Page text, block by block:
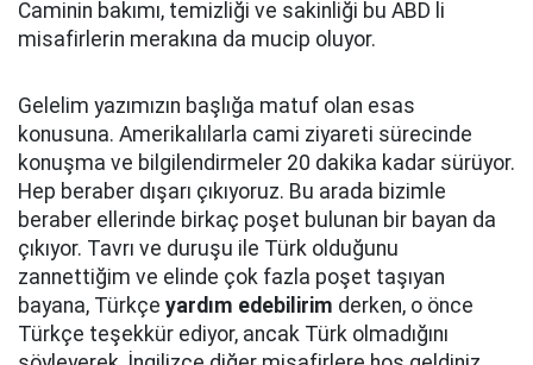
Caminin bakımı, temizliği ve sakinliği bu ABD li
misafirlerin merakına da mucip oluyor.
Gelelim yazımızın başlığa matuf olan esas
konusuna. Amerikalılarla cami ziyareti sürecinde
konuşma ve bilgilendirmeler 20 dakika kadar sürüyor.
Hep beraber dışarı çıkıyoruz. Bu arada bizimle
beraber ellerinde birkaç poşet bulunan bir bayan da
çıkıyor. Tavrı ve duruşu ile Türk olduğunu
zannettiğim ve elinde çok fazla poşet taşıyan
bayana, Türkçe yardım edebilirim derken, o önce
Türkçe teşekkür ediyor, ancak Türk olmadığını